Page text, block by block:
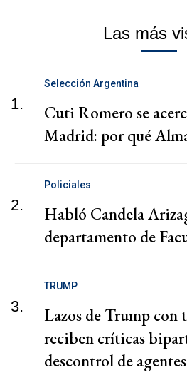
Las más
1.
Selección Argentina
Cuti Romero se
Madrid: por qué
2.
Policiales
Habló Candela
departamento de
3.
TRUMP
Lazos de Trump con
reciben críticas
descontrol de